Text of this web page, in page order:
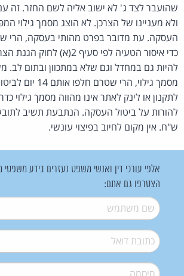
שהועבר לצד ג' לא ישוב אליה לשם החזר. זה
ולא מעניינו של הצרכן. לא הוצג מסמך גילוי
העסקה. עת מדובר בפרט מהותי בעסקה, הרי
כדי איסור הטעיה לפי סעיף
להיות גם במחדל וגם שלא במתכוון ובתום לב.
מסמך גילוי, הרי
לתקנון או לינק לאתר אינו מהווה מסמך גילוי
ש"ח. אין מקום לחיוב בפיצוי עונשי.
אלפי עורכי דין ואנשי משפט נעזרים בידע משפטי
הצטרפו גם אתם:
שם משתמש*
דואל*
סיסמה*